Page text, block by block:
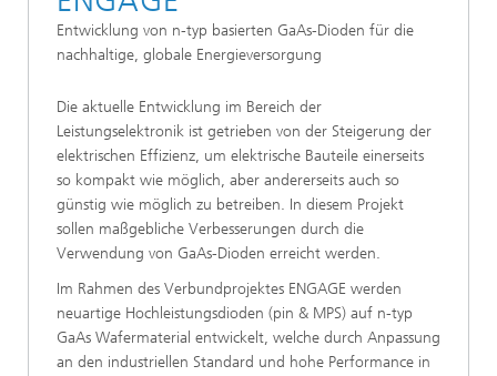
Entwicklung von n-typ basierten GaAs-Dioden für die
nachhaltige, globale Energieversorgung
Die aktuelle Entwicklung im Bereich der
Leistungselektronik ist getrieben von der Steigerung der
elektrischen Effizienz, um elektrische Bauteile einerseits
so kompakt wie möglich, aber andererseits auch so
günstig wie möglich zu betreiben. In diesem Projekt
sollen maßgebliche Verbesserungen durch die
Verwendung von GaAs-Dioden erreicht werden.
Im Rahmen des Verbundprojektes ENGAGE werden
neuartige Hochleistungsdioden (pin & MPS) auf n-typ
GaAs Wafermaterial entwickelt, welche durch Anpassung
an den industriellen Standard und hohe Performance in